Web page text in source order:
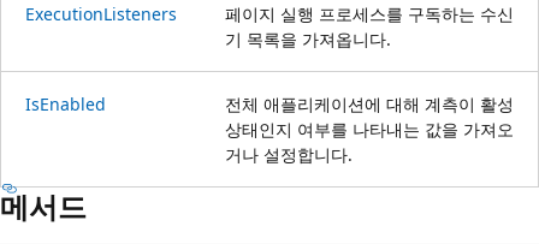
ExecutionListeners
페이지 실행 프로세스를 구독하는 수신
기 목록을 가져옵니다.
IsEnabled
전체 애플리케이션에 대해 계측이 활성
상태인지 여부를 나타내는 값을 가져오
거나 설정합니다.
메서드